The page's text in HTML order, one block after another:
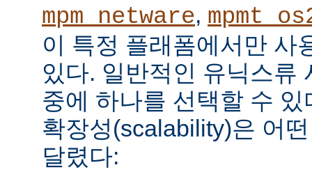
mpm_netware,
이 특정 플래폼에서만 사
있다. 일반적인 유닉스류
중에 하나를 선택할 수
확장성(scalability)은 어
달렸다: